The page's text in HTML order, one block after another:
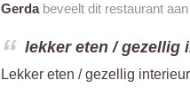
Gerdabeveelt dit restaurant
lekker eten / gezellig
Lekker eten / gezellig